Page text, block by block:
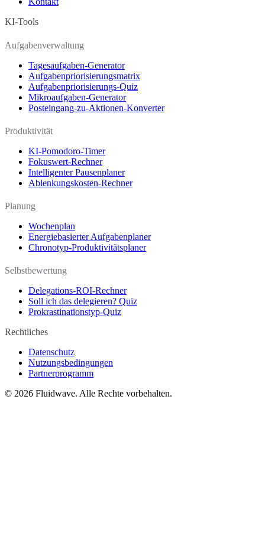
KI-Tools
Aufgabenverwaltung
Tagesaufgaben-Generator
Aufgabenpriorisierungsmatrix
Aufgabenpriorisierungs-Quiz
Mikroaufgaben-Generator
Posteingang-zu-Aktionen-Konverter
Produktivität
KI-Pomodoro-Timer
Fokuswert-Rechner
Intelligenter Pausenplaner
Ablenkungskosten-Rechner
Planung
Wochenplan
Energiebasierter Aufgabenplaner
Chronotyp-Produktivitätsplaner
Selbstbewertung
Delegations-ROI-Rechner
Soll ich das delegieren? Quiz
Prokrastinationstyp-Quiz
Rechtliches
Datenschutz
Nutzungsbedingungen
Partnerprogramm
© 2026 Fluidwave. Alle Rechte vorbehalten.